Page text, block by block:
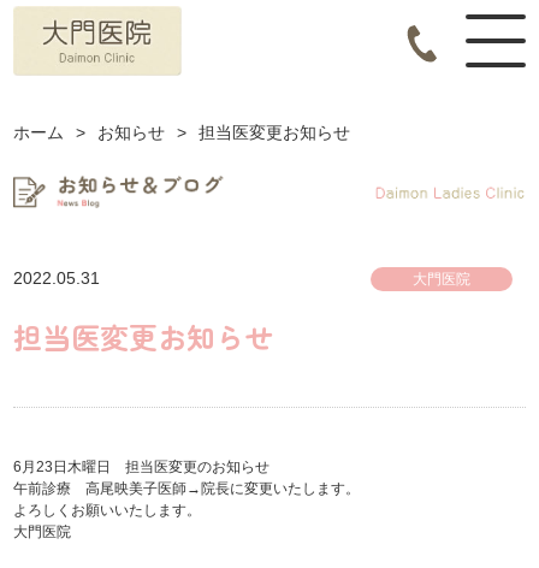
ホーム > お知らせ > 担当医変更お知らせ
2022.05.31 大門医院
担当医変更お知らせ
6月23日木曜日 担当医変更のお知らせ
午前診療 高尾映美子医師→院長に変更いたします。
よろしくお願いいたします。
大門医院